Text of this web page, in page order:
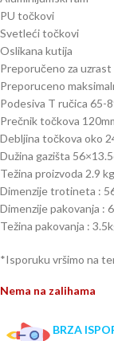
PU točkovi
Svetleći točkovi
Oslikana kutija
Preporučeno za uzrast
Preporuceno
Podesiva T ručica 65-
Prečnik točkova
Debljina točkova oko
Dužina gazišta
Težina proizvoda 2.9 kg
Dimenzije trotineta :
Dimenzije pakovanja :
Težina pakovanja :
*Isporuku vršimo na
Nema na zalihama
BRZA